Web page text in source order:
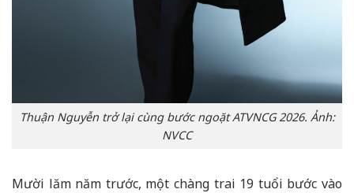
Thuận Nguyễn trở lại cùng bước ngoặt ATVNCG 2026. Ảnh:
NVCC
Mười lăm năm trước, một chàng trai 19 tuổi bước vào